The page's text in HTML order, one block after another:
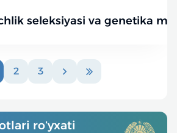
seleksiyasi va genetika
2 3
roʻyxati